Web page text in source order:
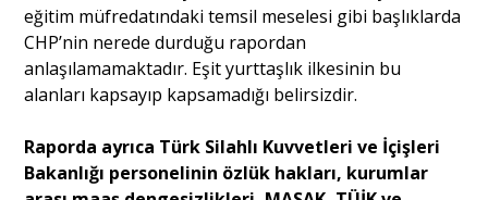
eğitim müfredatındaki temsil meselesi gibi başlıklarda
CHP’nin nerede durduğu rapordan
anlaşılamamaktadır. Eşit yurttaşlık ilkesinin bu
alanları kapsayıp kapsamadığı belirsizdir.
Raporda ayrıca Türk Silahlı Kuvvetleri ve İçişleri
Bakanlığı personelinin özlük hakları, kurumlar